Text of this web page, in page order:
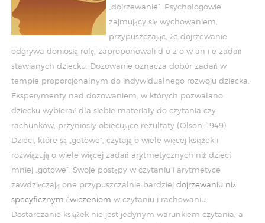
„dojrzewanie”. Psychologowie
zajmujący się wychowaniem,
przypuszczając, że dojrzewanie
odgrywa doniosłą rolę, zaproponowali d o z o w an i e zadań
stawianych dziecku. Dozowanie oznacza dobór zadań w
tempie proporcjonalnym do indywidualnego rozwoju dziecka.
Eksperymenty nad dozowaniem, w których pozwalano
dziecku wybierać dla siebie materiały do czytania czy
rachunków, przyniosły obiecujące rezultaty (Olson, 1949).
Dzieci, które są „gotowe”, czytają o wiele więcej książek i
rozwiązują o wiele więcej zadań arytmetycznych niż dzieci
mniej „gotowe”. Swoje postępy w czytaniu i arytmetyce
zawdzięczają one przypuszczalnie bardziej dojrzewaniu niż
specyficznym ćwiczeniom w czytaniu i rachowaniu.
Dostarczanie książek nie jest jedynym warunkiem czytania, a